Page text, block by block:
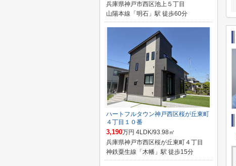
兵庫県神戸市西区池上５丁目
山陽本線「明石」駅 徒歩60分
ハートフルタウン神戸西区桜が丘東町
４丁目１０番
3,190万円 4LDK/93.98㎡
兵庫県神戸市西区桜が丘東町４丁目
神鉄粟生線「木幡」駅 徒歩15分